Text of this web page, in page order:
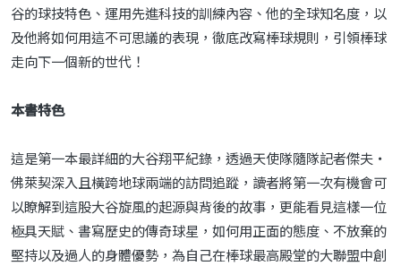
谷的球技特色、運用先進科技的訓練內容、他的全球知名度，以
及他將如何用這不可思議的表現，徹底改寫棒球規則，引領棒球
走向下一個新的世代！
本書特色
這是第一本最詳細的大谷翔平紀錄，透過天使隊隨隊記者傑夫‧
佛萊契深入且橫跨地球兩端的訪問追蹤，讀者將第一次有機會可
以瞭解到這股大谷旋風的起源與背後的故事，更能看見這樣一位
極具天賦、書寫歷史的傳奇球星，如何用正面的態度、不放棄的
堅持以及過人的身體優勢，為自己在棒球最高殿堂的大聯盟中創